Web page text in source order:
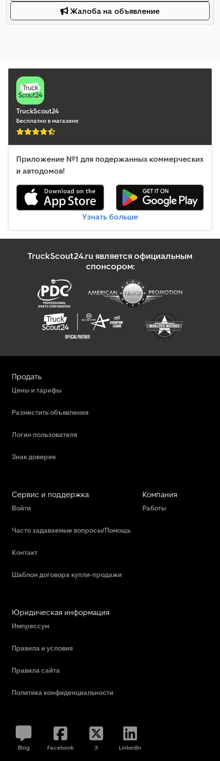
Жалоба на объявление
TruckScout24
Бесплатно в магазине
Приложение №1 для подержанных коммерческих
и автодомов!
Узнать больше
TruckScout24.ru является официальным
спонсором:
Продать
Цены и тарифы
Разместить объявления
Логин пользователя
Знак доверия
Сервис и поддержка
Войти
Часто задаваемые вопросы/Помощь
Контакт
Шаблон договора купли-продажи
Компания
Работы
Юридическая информация
Импрессум
Правила и условия
Правила сайта
Политика конфиденциальности
Blog Facebook X LinkedIn